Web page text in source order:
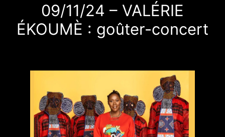
09/11/24 – VALÉRIE
ÉKOUMÈ : goûter-concert